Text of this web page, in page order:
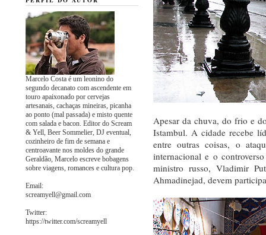
Apesar da chuva, do frio e
Istambul. A cidade recebe
entre outras coisas, o
internacional e o
ministro russo, Vladimir
Ahmadinejad, devem
Marcelo Costa é um leonino do
segundo decanato com ascendente em
touro apaixonado por cervejas
artesanais, cachaças mineiras, picanha
ao ponto (mal passada) e misto quente
com salada e bacon. Editor do Scream
& Yell, Beer Sommelier, DJ eventual,
cozinheiro de fim de semana e
centroavante nos moldes do grande
Geraldão, Marcelo escreve bobagens
sobre viagens, romances e cultura pop.
Email:
screamyell@gmail.com
Twitter:
https://twitter.com/screamyell